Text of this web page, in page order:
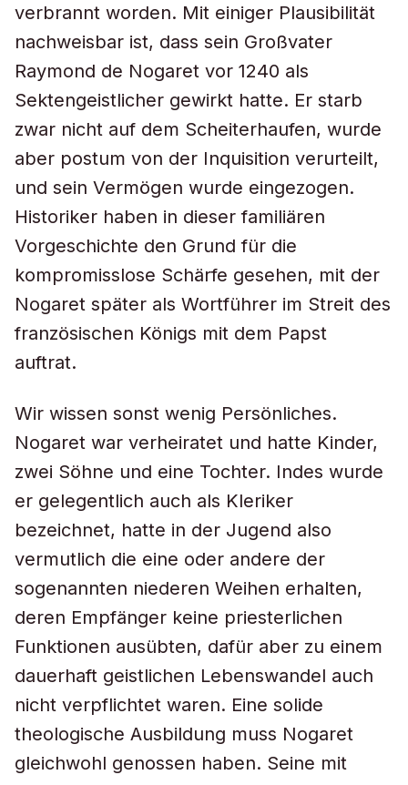
verbrannt worden. Mit einiger Plausibilität
nachweisbar ist, dass sein Großvater
Raymond de Nogaret vor 1240 als
Sektengeistlicher gewirkt hatte. Er starb
zwar nicht auf dem Scheiterhaufen, wurde
aber postum von der Inquisition verurteilt,
und sein Vermögen wurde eingezogen.
Historiker haben in dieser familiären
Vorgeschichte den Grund für die
kompromisslose Schärfe gesehen, mit der
Nogaret später als Wortführer im Streit des
französischen Königs mit dem Papst
auftrat.
Wir wissen sonst wenig Persönliches.
Nogaret war verheiratet und hatte Kinder,
zwei Söhne und eine Tochter. Indes wurde
er gelegentlich auch als Kleriker
bezeichnet, hatte in der Jugend also
vermutlich die eine oder andere der
sogenannten niederen Weihen erhalten,
deren Empfänger keine priesterlichen
Funktionen ausübten, dafür aber zu einem
dauerhaft geistlichen Lebenswandel auch
nicht verpflichtet waren. Eine solide
theologische Ausbildung muss Nogaret
gleichwohl genossen haben. Seine mit